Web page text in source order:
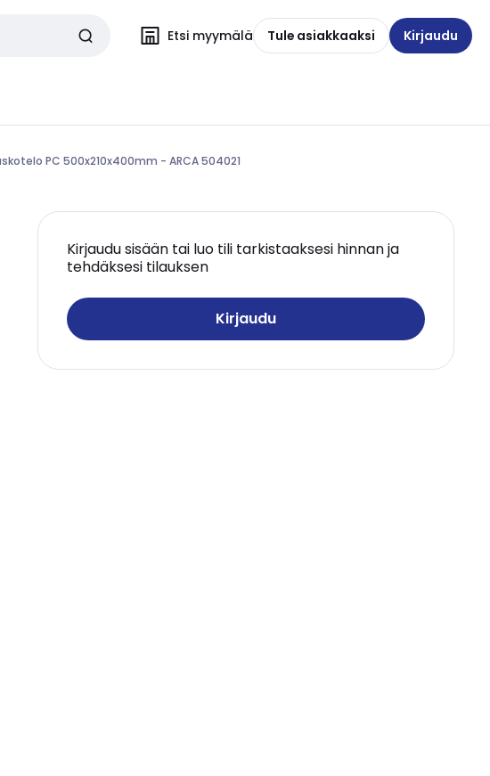
Etsi myymälä Tule asiakkaaksi Kirjaudu
PC 500x210x400mm - ARCA 504021
Kirjaudu sisään tai luo tili tarkistaaksesi hinnan ja
tehdäksesi tilauksen
Kirjaudu